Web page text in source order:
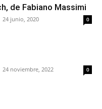
de Fabiano Massimi
24 junio, 2020 0
24 noviembre, 2022 0